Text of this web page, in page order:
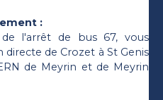
:
l'arrêt de bus 67, vous
de Crozet à St Genis
de Meyrin et de Meyrin